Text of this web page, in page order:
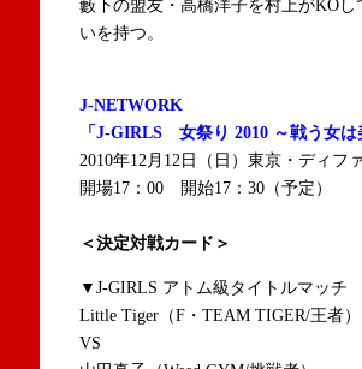
藪下の盟友・高橋洋子を村上がKO
いを持つ。
J-NETWORK
「J-GIRLS 女祭り 2010 ～戦う女は
2010年12月12日（日）東京・ディフ
開場17：00 開始17：30（予定）
＜決定対戦カード＞
▼J-GIRLS アトム級タイトルマッチ
Little Tiger（F・TEAM TIGER/王者）
VS